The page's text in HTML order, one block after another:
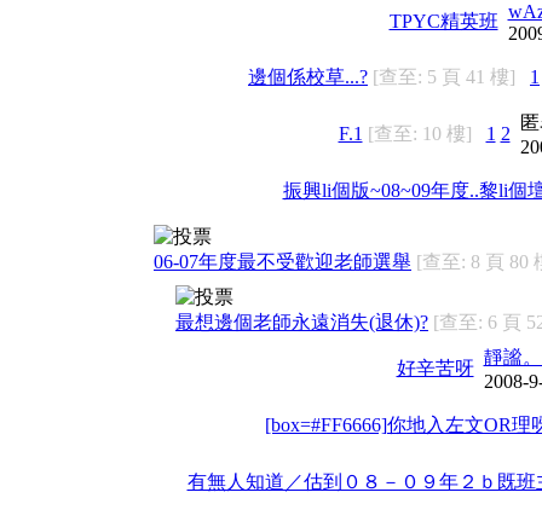
TPYC精英班
邊個係校草...? [查至: 5 頁 41 樓] 1
F.1 [查至: 10 樓] 1 2
振興li個版~08~09年度..黎li個
06-07年度最不受歡迎老師選舉 [查至: 8 頁 80
最想邊個老師永遠消失(退休)? [查至: 6 頁
好辛苦呀
靜謐
2008-
[box=#FF6666]你地入左文OR理
有無人知道／估到０８－０９年２ｂ既班